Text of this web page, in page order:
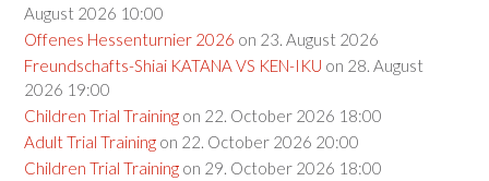
August 2026 10:00
Offenes Hessenturnier 2026 on 23. August 2026
Freundschafts-Shiai KATANA VS KEN-IKU on 28. August
2026 19:00
Children Trial Training on 22. October 2026 18:00
Adult Trial Training on 22. October 2026 20:00
Children Trial Training on 29. October 2026 18:00